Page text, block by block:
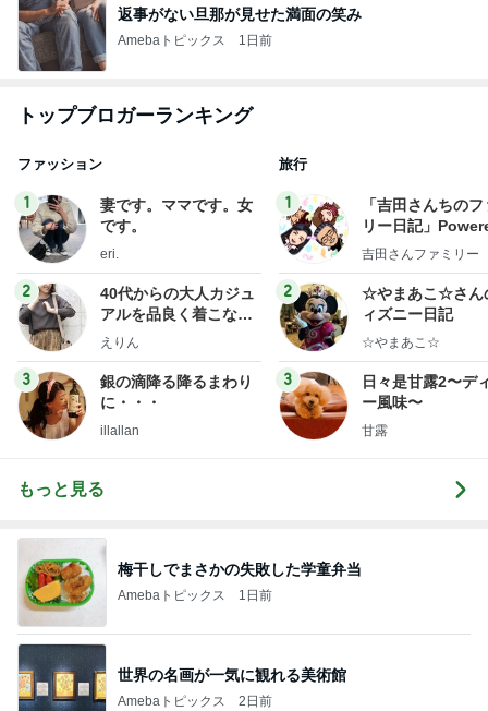
返事がない旦那が見せた満面の笑み
Amebaトピックス 1日前
トップブロガーランキング
ファッション
1
妻です。ママです。女
です。
eri.
2
40代からの大人カジュ
アルを品良く着こなす
ファッションブログ
えりん
3
銀の滴降る降るまわり
に・・・
illallan
旅行
1
「吉田さんちの
リー日記」
y Ameba 吉田さ
ログ
吉田さんファミリー
2
☆やまあこ☆さん
ィズニー日記
☆やまあこ☆
3
日々是甘露2〜デ
ー風味〜
甘露
もっと見る
梅干しでまさかの失敗した学童弁当
Amebaトピックス 1日前
世界の名画が一気に観れる美術館
Amebaトピックス 2日前